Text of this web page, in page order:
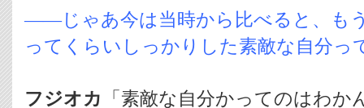
――じゃあ今は当時から比べると、も
ってくらいしっかりした素敵な自分っ
フジオカ 「素敵な自分かってのはわ